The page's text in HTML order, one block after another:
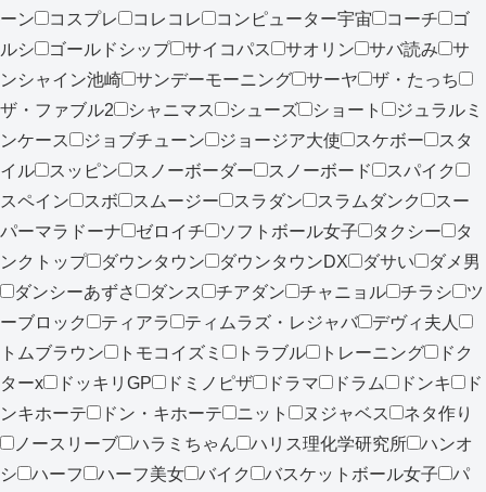
ーン
コスプレ コレコレ コンピューター宇宙 コーチ
ゴ
ルシ
ゴールドシップ サイコパス サオリン サバ読み
サ
ンシャイン池崎
サンデーモーニング サーヤ
ザ・たっち
ザ・ファブル2
シャニマス シューズ ショート
ジュラルミ
ンケース
ジョブチューン ジョージア大使 スケボー
スタ
イル
スッピン スノーボーダー スノーボード
スパイク
スペイン
スボ スムージー スラダン スラムダンク
スー
パーマラドーナ
ゼロイチ ソフトボール女子 タクシー
タ
ンクトップ
ダウンタウン ダウンタウンDX ダサい
ダメ男
ダンシーあずさ
ダンス チアダン チャニョル チラシ
ツ
ーブロック
ティアラ ティムラズ・レジャバ
デヴィ夫人
トムブラウン
トモコイズミ トラブル トレーニング
ドク
ターx
ドッキリGP ドミノピザ ドラマ ドラム ドンキ
ド
ンキホーテ
ドン・キホーテ ニット ヌジャベス
ネタ作り
ノースリーブ
ハラミちゃん ハリス理化学研究所
ハンオ
シ
ハーフ ハーフ美女 バイク バスケットボール女子
パ